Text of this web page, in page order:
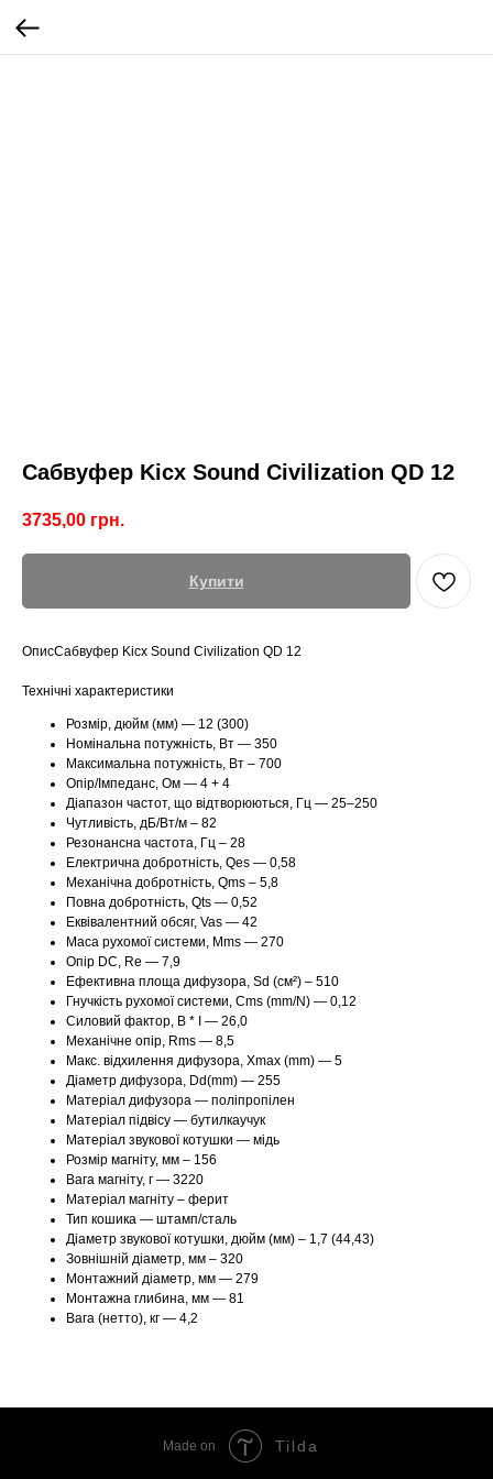
Сабвуфер Kicx Sound Civilization QD 12
3735,00 грн.
Купити
ОписСабвуфер Kicx Sound Civilization QD 12
Технічні характеристики
Розмір, дюйм (мм) — 12 (300)
Номінальна потужність, Вт — 350
Максимальна потужність, Вт – 700
Опір/Імпеданс, Ом — 4 + 4
Діапазон частот, що відтворюються, Гц — 25–250
Чутливість, дБ/Вт/м – 82
Резонансна частота, Гц – 28
Електрична добротність, Qes — 0,58
Механічна добротність, Qms – 5,8
Повна добротність, Qts — 0,52
Еквівалентний обсяг, Vas — 42
Маса рухомої системи, Mms — 270
Опір DC, Re — 7,9
Ефективна площа дифузора, Sd (см²) – 510
Гнучкість рухомої системи, Cms (mm/N) — 0,12
Силовий фактор, B * I — 26,0
Механічне опір, Rms — 8,5
Макс. відхилення дифузора, Xmax (mm) — 5
Діаметр дифузора, Dd(mm) — 255
Матеріал дифузора — поліпропілен
Матеріал підвісу — бутилкаучук
Матеріал звукової котушки — мідь
Розмір магніту, мм – 156
Вага магніту, г — 3220
Матеріал магніту – ферит
Тип кошика — штамп/сталь
Діаметр звукової котушки, дюйм (мм) – 1,7 (44,43)
Зовнішній діаметр, мм – 320
Монтажний діаметр, мм — 279
Монтажна глибина, мм — 81
Вага (нетто), кг — 4,2
Made on Tilda